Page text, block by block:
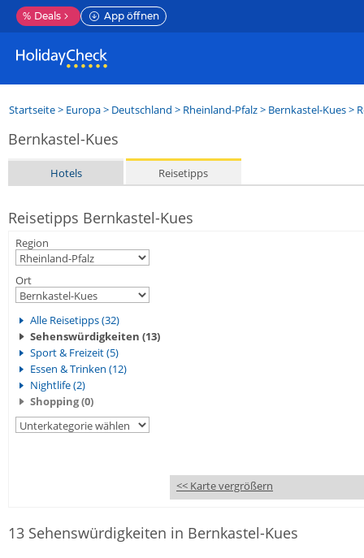
% Deals App öffnen
Startseite> Europa> Deutschland > Rheinland-Pfalz> Bernkastel-Kues>
Bernkastel-Kues
Hotels Reisetipps
Reisetipps Bernkastel-Kues
Region
Ort
Alle Reisetipps (32)
Sehenswürdigkeiten (13)
Sport & Freizeit (5)
Essen & Trinken (12)
Nightlife (2)
Shopping (0)
<< Karte vergrößern
13 Sehenswürdigkeiten in Bernkastel-Kues